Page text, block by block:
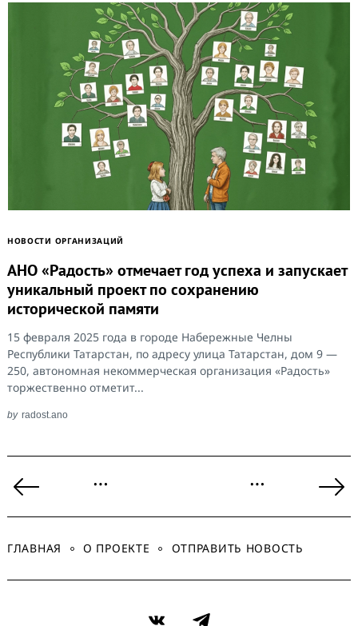
НОВОСТИ ОРГАНИЗАЦИЙ
АНО «Радость» отмечает год успеха и запускает
уникальный проект по сохранению
исторической памяти
15 февраля 2025 года в городе Набережные Челны
Республики Татарстан, по адресу улица Татарстан, дом 9 —
250, автономная некоммерческая организация «Радость»
торжественно отметит...
by radost.ano
записей
Previous
Page
… …
ГЛАВНАЯ О ПРОЕКТЕ ОТПРАВИТЬ НОВОСТЬ